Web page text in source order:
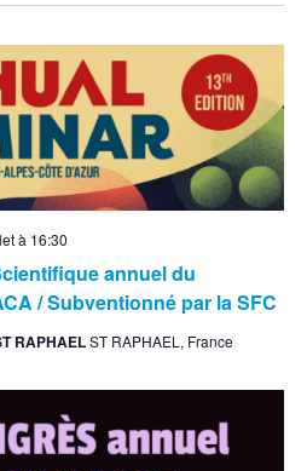
annuel du
/ Subventionné par la SFC
à 16:30
RAPHAELST RAPHAEL, France